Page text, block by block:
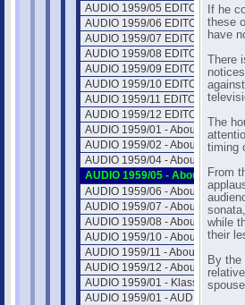
AUDIO 1959/05 EDITOR'S
AUDIO 1959/06 EDITOR'S
AUDIO 1959/07 EDITOR'S
AUDIO 1959/08 EDITOR'S
AUDIO 1959/09 EDITOR'S
AUDIO 1959/10 EDITOR'S
AUDIO 1959/11 EDITOR'S
AUDIO 1959/12 EDITOR'S
AUDIO 1959/01 - About Music
AUDIO 1959/02 - About Music
AUDIO 1959/04 - About Music
AUDIO 1959/05 - About Music
AUDIO 1959/06 - About Music
AUDIO 1959/07 - About Music
AUDIO 1959/08 - About Music
AUDIO 1959/10 - About Music
AUDIO 1959/11 - About Music
AUDIO 1959/12 - About Music
AUDIO 1959/01 - Klassik Platten
AUDIO 1959/01 - AUDIO ETC
If he
these
have
The
timing
From
while
their
By the